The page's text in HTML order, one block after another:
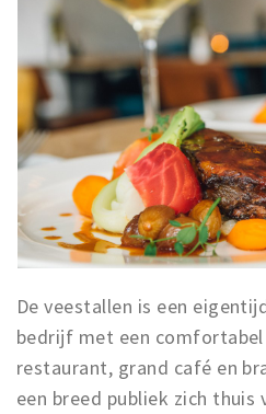
De veestallen is een
bedrijf met een
restaurant, grand café en
een breed publiek zich